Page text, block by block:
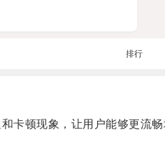
排行
顿现象，让用户能够更流畅